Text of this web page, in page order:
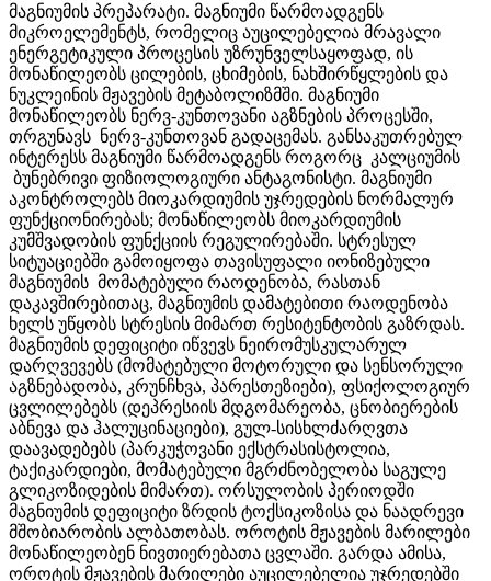
მაგნიუმის პრეპარატი. მაგნიუმი წარმოადგენს
მიკროელემენტს, რომელიც აუცილებელია მრავალი
ენერგეტიკული პროცესის უზრუნველსაყოფად, ის
მონაწილეობს ცილების, ცხიმების, ნახშირწყლების და
ნუკლეინის მჟავების მეტაბოლიზმში. მაგნიუმი
მონაწილეობს ნერვ-კუნთოვანი აგზნების პროცესში,
თრგუნავს ნერვ-კუნთოვან გადაცემას. განსაკუთრებულ
ინტერესს მაგნიუმი წარმოადგენს როგორც კალციუმის
ბუნებრივი ფიზიოლოგიური ანტაგონისტი. მაგნიუმი
აკონტროლებს მიოკარდიუმის უჯრედების ნორმალურ
ფუნქციონირებას; მონაწილეობს მიოკარდიუმის
კუმშვადობის ფუნქციის რეგულირებაში. სტრესულ
სიტუაციებში გამოიყოფა თავისუფალი იონიზებული
მაგნიუმის მომატებული რაოდენობა, რასთან
დაკავშირებითაც, მაგნიუმის დამატებითი რაოდენობა
ხელს უწყობს სტრესის მიმართ რესიტენტობის გაზრდას.
მაგნიუმის დეფიციტი იწვევს ნეირომუსკულარულ
დარღვევებს (მომატებული მოტორული და სენსორული
აგზნებადობა, კრუნჩხვა, პარესთეზიები), ფსიქოლოგიურ
ცვლილებებს (დეპრესიის მდგომარეობა, ცნობიერების
აბნევა და ჰალუცინაციები), გულ-სისხლძარღვთა
დაავადებებს (პარკუჭოვანი ექსტრასისტოლია,
ტაქიკარდიები, მომატებული მგრძნობელობა საგულე
გლიკოზიდების მიმართ). ორსულობის პერიოდში
მაგნიუმის დეფიციტი ზრდის ტოქსიკოზისა და ნაადრევი
მშობიარობის ალბათობას. ოროტის მჟავების მარილები
მონაწილეობენ ნივთიერებათა ცვლაში. გარდა ამისა,
ოროტის მჟავების მარილები აუცილებელია უჯრედებში